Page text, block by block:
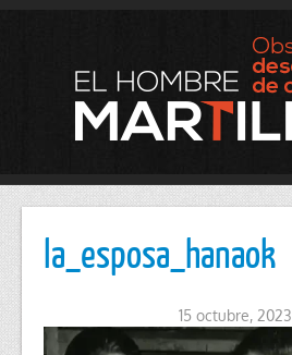
la_esposa_hanaok
15 octubre, 2023